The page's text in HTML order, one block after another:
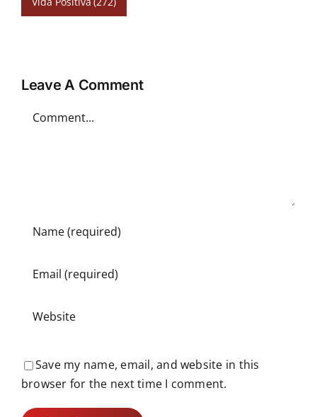
Leave A Comment
Save my name, email, and website in this
browser for the next time I comment.